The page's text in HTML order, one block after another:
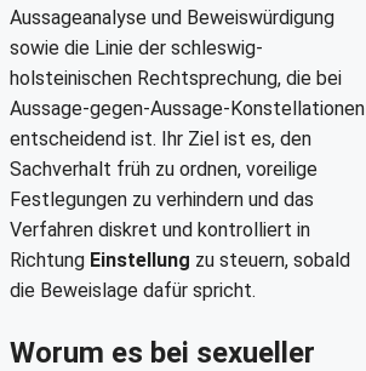
Aussageanalyse und Beweiswürdigung
sowie die Linie der schleswig-
holsteinischen Rechtsprechung, die bei
Aussage-gegen-Aussage-Konstellationen
entscheidend ist. Ihr Ziel ist es, den
Sachverhalt früh zu ordnen, voreilige
Festlegungen zu verhindern und das
Verfahren diskret und kontrolliert in
Richtung Einstellung zu steuern, sobald
die Beweislage dafür spricht.
Worum es bei sexueller